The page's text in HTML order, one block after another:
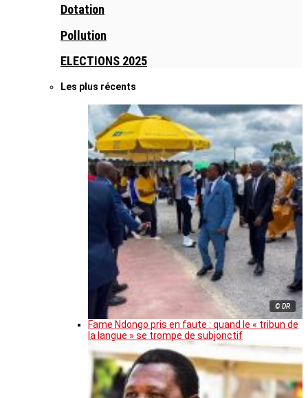
Dotation
Pollution
ELECTIONS 2025
Les plus récents
© DR
Fame Ndongo pris en faute : quand le « tribun de
la langue » se trompe de subjonctif